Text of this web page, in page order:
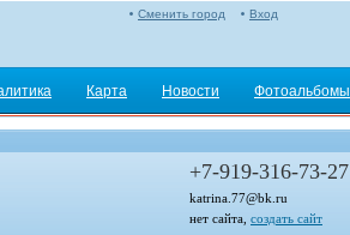
Вход
Сменить город
Карта Новости Фотоальбомы
+7-919-316-73-27
katrina.77@bk.ru
нет сайта, создать сайт